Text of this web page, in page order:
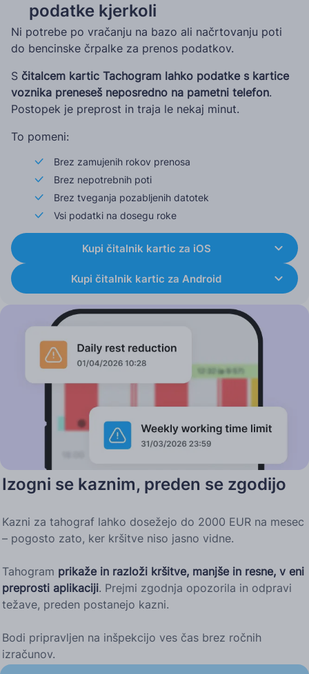
podatke kjerkoli
Ni potrebe po vračanju na bazo ali načrtovanju poti
do bencinske črpalke za prenos podatkov.
S čitalcem kartic Tachogram lahko podatke s kartice
voznika preneseš neposredno na pametni telefon.
Postopek je preprost in traja le nekaj minut.
To pomeni:
Brez zamujenih rokov prenosa
Brez nepotrebnih poti
Brez tveganja pozabljenih datotek
Vsi podatki na dosegu roke
Kupi čitalnik kartic za iOS
Kupi čitalnik kartic za Android
Izogni se kaznim, preden se zgodijo
Kazni za tahograf lahko dosežejo do 2000 EUR na mesec
– pogosto zato, ker kršitve niso jasno vidne.
Tahogram prikaže in razloži kršitve, manjše in resne, v eni
preprosti aplikaciji. Prejmi zgodnja opozorila in odpravi
težave, preden postanejo kazni.
Bodi pripravljen na inšpekcijo ves čas brez ročnih
izračunov.